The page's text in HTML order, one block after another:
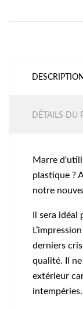
DESCRIPTION
DÉTAILS DU
Marre
plastique ?
notre
Il sera
derniers
qualité. Il
extérieur
intempéries.